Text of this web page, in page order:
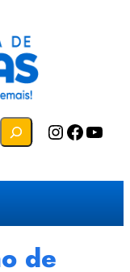
Instagram Facebook YouTube
de